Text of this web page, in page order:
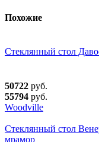
Похожие
Стеклянный стол
50722 руб.
55794 руб.
Woodville
Стеклянный стол
мрамор